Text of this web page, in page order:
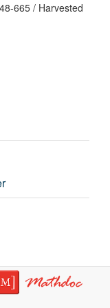
665/ Harvested